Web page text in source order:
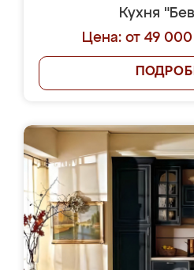
Кухня
Цена: от 49